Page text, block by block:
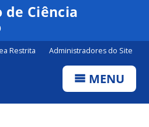
Canais
Ciência
Restrita Administradores do Site
MENU